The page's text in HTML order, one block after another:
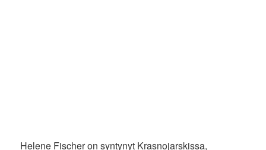
Helene Fischer on syntynyt Krasnojarskissa,